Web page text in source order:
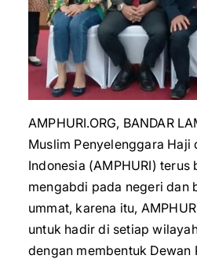
AMPHURI.ORG, BANDAR
Muslim Penyelenggara Haji
Indonesia (AMPHURI)
mengabdi pada negeri dan
ummat, karena itu,
untuk hadir di setiap
dengan membentuk Dewan